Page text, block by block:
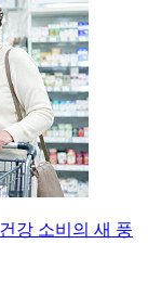
강 소비의 새 풍